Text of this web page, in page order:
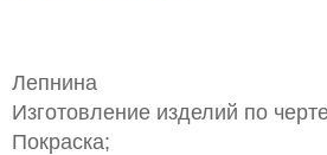
Лепнина
Изготовление изделий по
Покраска;